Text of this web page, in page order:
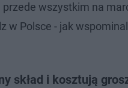
przede wszystkim na
w Polsce - jak
skład i kosztują